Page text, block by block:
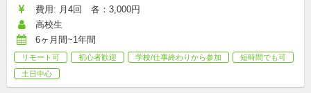
費用: 月4回　各：3,000円
高校生
6ヶ月間~1年間
リモート可 初心者歓迎 学校/仕事終わりから参加
短時間でも可
土日中心